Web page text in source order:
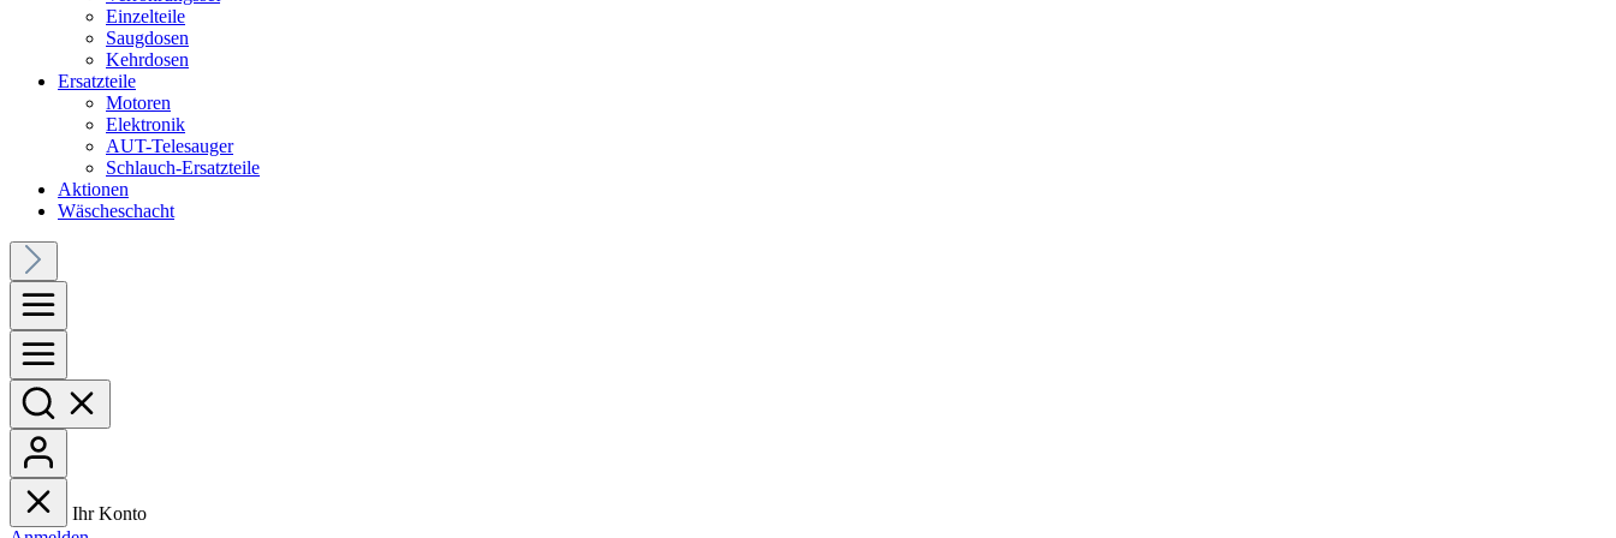
Einzelteile
Saugdosen
Kehrdosen
Ersatzteile
Motoren
Elektronik
AUT-Telesauger
Schlauch-Ersatzteile
Aktionen
Wäscheschacht
Ihr Konto